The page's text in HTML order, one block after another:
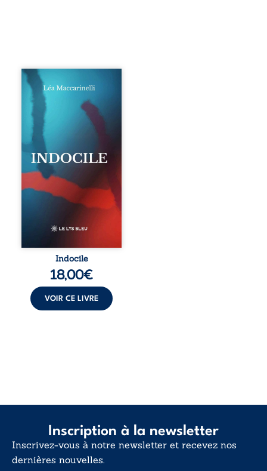
Quatre parties.
Quatre refus.
Quatre visages
d’une existence en
friction. Entre les
silences qu’on ne
déchiffre pas, les
amours qu’on
dérange, les corps
qu’on administre
et les liens qu’on
sabote, cet
ouvrage parle à
vivent trop fort,
trop vrai, trop tôt.
traversée. Une
langue nue. Une
insurrection
calme. Une
déclaration
d’existence pour ...
Indocile
18,00€
VOIR CE LIVRE
Inscription à la newsletter
Inscrivez-vous à notre newsletter et recevez nos
dernières nouvelles.